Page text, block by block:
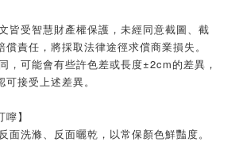
皆受智慧財產權保護，未經同意截圖、截
責任，將採取法律途徑求償商業損失。
，可能會有些許色差或長度±2cm的差異，
接受上述差異。
】
面洗滌、反面曬乾，以常保顏色鮮豔度。